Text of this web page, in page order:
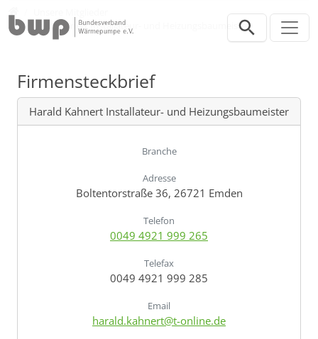
Harald Kahnert Installateur- und Heizungsbaumeister
Firmensteckbrief
Harald Kahnert Installateur- und Heizungsbaumeister
Branche
Adresse
Boltentorstraße 36, 26721 Emden
Telefon
0049 4921 999 265
Telefax
0049 4921 999 285
Email
harald.kahnert@t-online.de